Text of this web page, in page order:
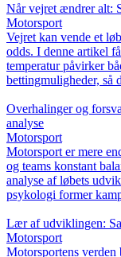
Når vejret ændrer alt:
Motorsport
Vejret kan vende et
odds. I denne artikel
temperatur påvirker
bettingmuligheder, så
Overhalinger og
analyse
Motorsport
Motorsport er mere
og teams konstant
analyse af løbets
psykologi former
Lær af udviklingen:
Motorsport
Motorsportens